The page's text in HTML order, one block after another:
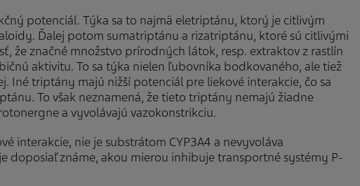
potenciál. Týka sa to najmä eletriptánu, ktorý je citlivým
Ďalej potom sumatriptánu a rizatriptánu, ktoré sú citlivými
že značné množstvo prírodných látok, resp. extraktov z rastlín
aktivitu. To sa týka nielen ľubovníka bodkovaného, ale tiež
Iné triptány majú nižší potenciál pre liekové interakcie, čo sa
To však neznamená, že tieto triptány nemajú žiadne
a vyvolávajú vazokonstrikciu.
interakcie, nie je substrátom CYP3A4 a nevyvoláva
doposiaľ známe, akou mierou inhibuje transportné systémy P-